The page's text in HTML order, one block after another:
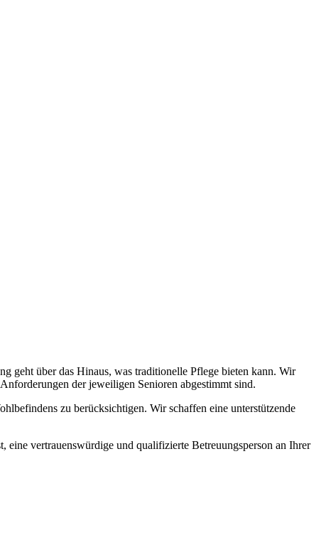
geht über das Hinaus, was traditionelle Pflege bieten kann. Wir
der jeweiligen Senioren abgestimmt sind.
zu berücksichtigen. Wir schaffen eine unterstützende
vertrauenswürdige und qualifizierte Betreuungsperson an Ihrer